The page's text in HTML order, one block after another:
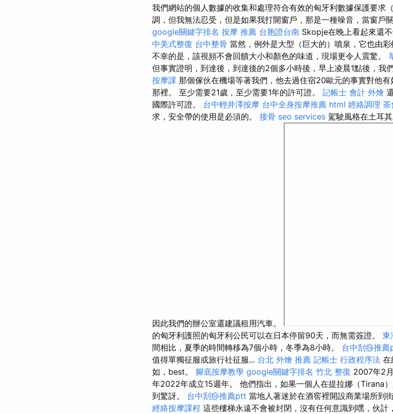
我們網站的個人數據的收集和處理符合有效的匈牙利數據保護要求
調，但我無法忍受，但是如果我打開窗戶，那是一種噪音，當窗戶
google關鍵字排名 按摩 推薦 台胞證台南 Skopje在晚上看起來還
中美式整復 台中整骨 當然，例外是大型（巨大的）噴泉，它也由彩
不幸的是，該視頻不會回饋大小和顏色的味道，現場更令人震驚。
但事實證明，到達後，到達後的2個多小時後，早上凌晨1點後，我
按摩課 那個傢伙在機場等著我們，他去過住宿20歐元的事實對他
那裡。 至少需要21歲，至少需要1年的許可證。 記帳士 會計 外燴
國際許可證。 台中輕井澤按摩 台中全身按摩推薦 html 經絡調理 茶
求，安全帶的使用是必須的。 接骨 seo services 駕駛風格在土耳
因此我們的辦公室還建議租用汽車。
的匈牙利護照的匈牙利公民可以在日本停留90天，而無需簽證。 東
間相比，夏季的時間轉移為7個小時，冬季為8小時。 台中刮痧推
值得單獨征服或旅行社征服... 台北 外燴 推薦 記帳士 行政程序法 在
如，best。 腳底按摩教學 google關鍵字排名 竹北 整復 2007年2
年2022年成立15週年。 他們指出，如果一個人在提拉娜（Tirana
到驚訝。 台中刮痧推薦ptt 當地人著迷於在酒窖裡開設商業場所到
經絡按摩課程 這些樓梯永遠不會被封閉，沒有任何意識到嘿，伙計